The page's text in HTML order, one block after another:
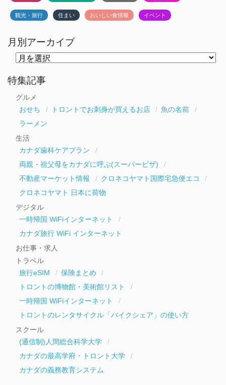
観光・旅行 住まい おいしい食情報 イベント
月別アーカイブ
ー
カ
特集記事
グルメ
おせち
トロントでお刺身が買えるお店
魚の名前
ラーメン
生活
カナダ歯科ケアプラン
両親・祖父母をカナダに呼ぶ(スーパービザ)
不動産マーケット情報
クロネコヤマト国際宅急便エコ
クロネコヤマト 日本に荷物
デジタル
一時帰国 WiFiインターネット
カナダ旅行 WiFi インターネット
お仕事・求人
トラベル
旅行eSIM
保険まとめ
トロントの博物館・美術館リスト
一時帰国 WiFiインターネット
トロントのレンタサイクル「バイクシェア」の使い方
スクール
(通信制)人間総合科学大学
カナダの最高学府・トロント大学
カナダの義務教育システム